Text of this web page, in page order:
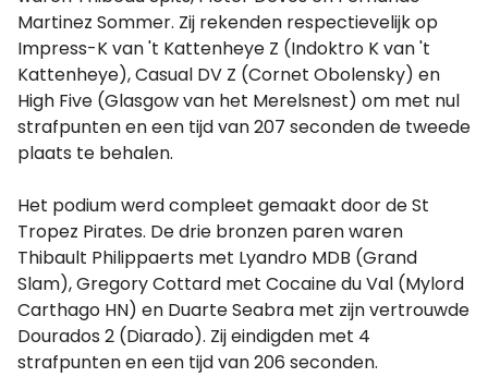
Martinez Sommer. Zij rekenden respectievelijk op
Impress-K van 't Kattenheye Z (Indoktro K van 't
Kattenheye), Casual DV Z (Cornet Obolensky) en
High Five (Glasgow van het Merelsnest) om met nul
strafpunten en een tijd van 207 seconden de tweede
plaats te behalen.
Het podium werd compleet gemaakt door de St
Tropez Pirates. De drie bronzen paren waren
Thibault Philippaerts met Lyandro MDB (Grand
Slam), Gregory Cottard met Cocaine du Val (Mylord
Carthago HN) en Duarte Seabra met zijn vertrouwde
Dourados 2 (Diarado). Zij eindigden met 4
strafpunten en een tijd van 206 seconden.